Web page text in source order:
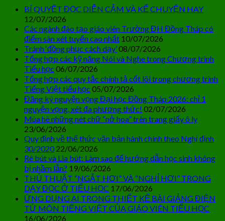
BÍ QUYẾT ĐỌC DIỄN CẢM VÀ KỂ CHUYỆN HAY
12/07/2026
Các ngành đào tạo giáo viên Trường ĐH Đồng Tháp có
điểm sàn xét tuyển cao nhất 10/07/2026
Tránh ‘đồng phục cách dạy’08/07/2026
Tổng hợp các kỹ năng Nói và Nghe trong Chương trình
Tiểu học 06/07/2026
Tổng hợp các quy tắc chính tả cốt lõi trong chương trình
Tiếng Việt tiểu học 05/07/2026
Đăng ký nguyện vọng Đại học Đồng Tháp 2026: chỉ 1
nguyện vọng, xét đa phương thức! 02/07/2026
Mùa hè những nét chữ “nở hoa” trên trang giấy ô ly
23/06/2026
Quy định về thể thức văn bản hành chính theo Nghị định
30/2020 22/06/2026
Rê bút và Lia bút: Làm sao để hướng dẫn học sinh không
bị nhầm lẫn? 19/06/2026
THỦ THUẬT “NGẮT HƠI” VÀ “NGHỈ HƠI” TRONG
DẠY ĐỌC Ở TIỂU HỌC 17/06/2026
ỨNG DỤNG AI TRONG THIẾT KẾ BÀI GIẢNG ĐIỆN
TỬ MÔN TIẾNG VIỆT CỦA GIÁO VIÊN TIỂU HỌC
16/06/2026